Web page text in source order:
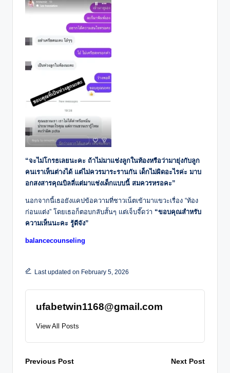
“จะไม่โกรธเลยนะคะ ถ้าไม่มาแช่งลูกในท้องหรือว่ามายุ่งกับลูก
คนเราเห็นต่างได้ แต่ไม่ควรมาระรานกัน เด็กไม่ผิดอะไรค่ะ มาบ
อกสงสารคุณบิลลี่แต่มาแช่งเด็กแบบนี้ สมควรหรอคะ”
นอกจากนี้เธอยังแคปข้อความที่ชาวเน็ตเข้ามาแขวะเรื่อง “ท้อง
ก่อนแต่ง” โดยเธอก็ตอบกลับสั้นๆ แต่เจ็บจี๊ดว่า “ขอบคุณสำหรับ
ความเห็นนะคะ รู้ดีจัง”
balancecounseling
Last updated on February 5, 2026
ufabetwin1168@gmail.com
View All Posts
Post
Previous Post Next Post